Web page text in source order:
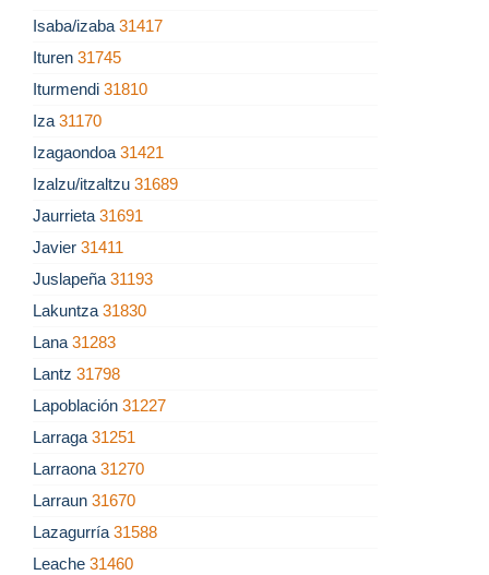
Isaba/izaba 31417
Ituren 31745
Iturmendi 31810
Iza 31170
Izagaondoa 31421
Izalzu/itzaltzu 31689
Jaurrieta 31691
Javier 31411
Juslapeña 31193
Lakuntza 31830
Lana 31283
Lantz 31798
Lapoblación 31227
Larraga 31251
Larraona 31270
Larraun 31670
Lazagurría 31588
Leache 31460